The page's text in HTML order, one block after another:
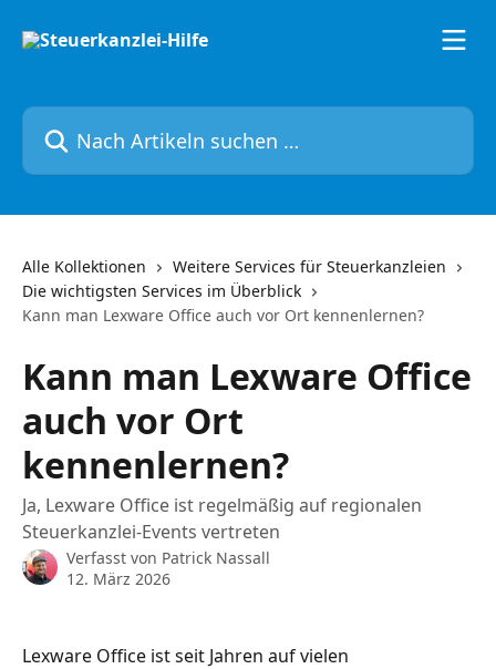
Nach Artikeln suchen …
Alle Kollektionen
Weitere Services für Steuerkanzleien
Die wichtigsten Services im Überblick
Kann man Lexware Office auch vor Ort kennenlernen?
Kann man Lexware Office
auch vor Ort
kennenlernen?
Ja, Lexware Office ist regelmäßig auf regionalen
Steuerkanzlei-Events vertreten
Verfasst von Patrick Nassall
12. März 2026
Lexware Office ist seit Jahren auf vielen